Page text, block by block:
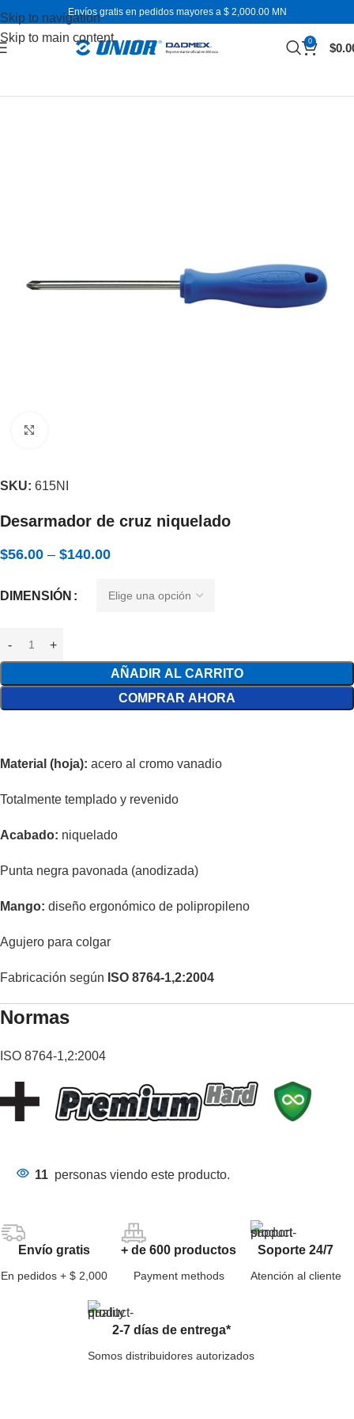
Skip to navigation
Skip to main content
Envíos gratis en pedidos mayores a $ 2,000.00 MN
0 $
SKU: 615NI
Desarmador de cruz niquelado
$56.00 – $140.00
DIMENSIÓN
AÑADIR AL CARRITO
COMPRAR AHORA
Material (hoja): acero al cromo vanadio
Totalmente templado y revenido
Acabado: niquelado
Punta negra pavonada (anodizada)
Mango: diseño ergonómico de polipropileno
Agujero para colgar
Fabricación según ISO 8764-1,2:2004
Normas
ISO 8764-1,2:2004
11 personas viendo este producto.
Envío gratis
En pedidos + $ 2,000
+ de 600 productos
Payment methods
Soporte 24/7
Atención al cliente
2-7 días de entrega*
Somos distribuidores autorizados